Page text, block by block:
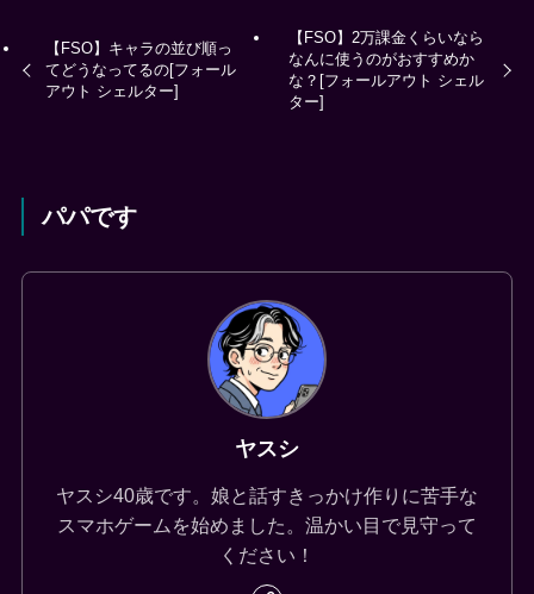
【FSO】キャラの並び順っ
てどうなってるの[フォール
アウト シェルター]
【FSO】2万課金くらいなら
なんに使うのがおすすめか
な？[フォールアウト シェル
ター]
パパです
ヤスシ
ヤスシ40歳です。娘と話すきっかけ作りに苦手な
スマホゲームを始めました。温かい目で見守って
ください！